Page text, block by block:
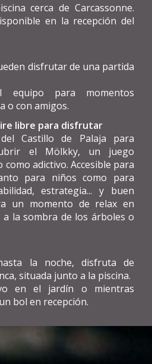
cerca de Carcassonne.
en la recepción del
disfrutar de una partida
equipo para momentos
o con amigos.
libre para disfrutar
Castillo de Palaja para
el Mölkky, un juego
adictivo. Accesible para
para niños como para
estrategia... y buen
un momento de relax en
la sombra de los árboles o
la noche, disfruta de
situada junto a la piscina.
en el jardín o mientras
bol en recepción.